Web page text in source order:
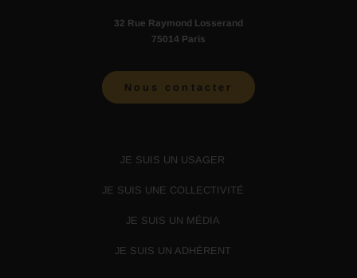
32 Rue Raymond Losserand
75014 Paris
Nous contacter
JE SUIS UN USAGER
JE SUIS UNE COLLECTIVITÉ
JE SUIS UN MÉDIA
JE SUIS UN ADHÉRENT